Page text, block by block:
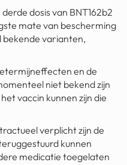
dosis van BNT162b2
mate van bescherming
bekende varianten,
en de
niet bekend zijn
vaccin kunnen zijn die
verplicht zijn de
kunnen
medicatie toegelaten